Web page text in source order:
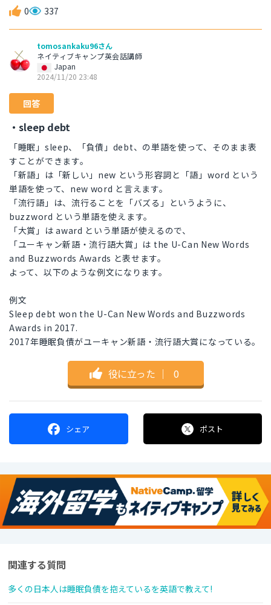
0 337
tomosankaku96さん
ネイティブキャンプ英会話講師
Japan
2024/11/20 23:48
回答
・sleep debt
「睡眠」sleep、「負債」debt、の単語を使って、そのまま表
すことができます。
「新語」は「新しい」new という形容詞と「語」word という
単語を使って、new word と言えます。
「流行語」は、流行ることを「バズる」というように、
buzzword という単語を使えます。
「大賞」は award という単語が使えるので、
「ユーキャン新語・流行語大賞」は the U-Can New Words
and Buzzwords Awards と表せます。
よって、以下のような例文になります。
例文
Sleep debt won the U-Can New Words and Buzzwords
Awards in 2017.
2017年睡眠負債がユーキャン新語・流行語大賞になっている。
役に立った ｜ 0
シェア ポスト
関連する質問
多くの日本人は睡眠負債を抱えているを英語で教えて!